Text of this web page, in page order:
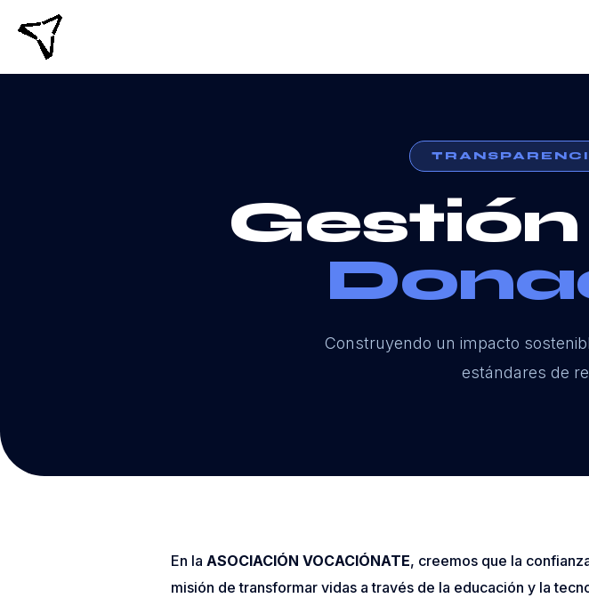
Construyendo un impacto
estándares de
En la ASOCIACIÓN VOCACIÓNATE, creemos que la
misión de transformar vidas a través de la educación y la